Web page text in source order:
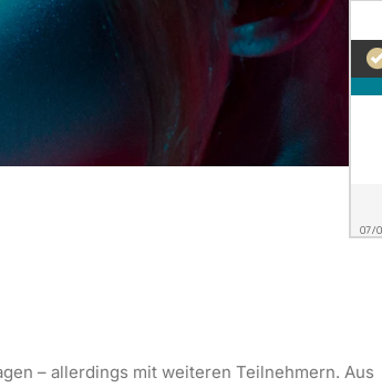
– allerdings mit weiteren Teilnehmern. Aus